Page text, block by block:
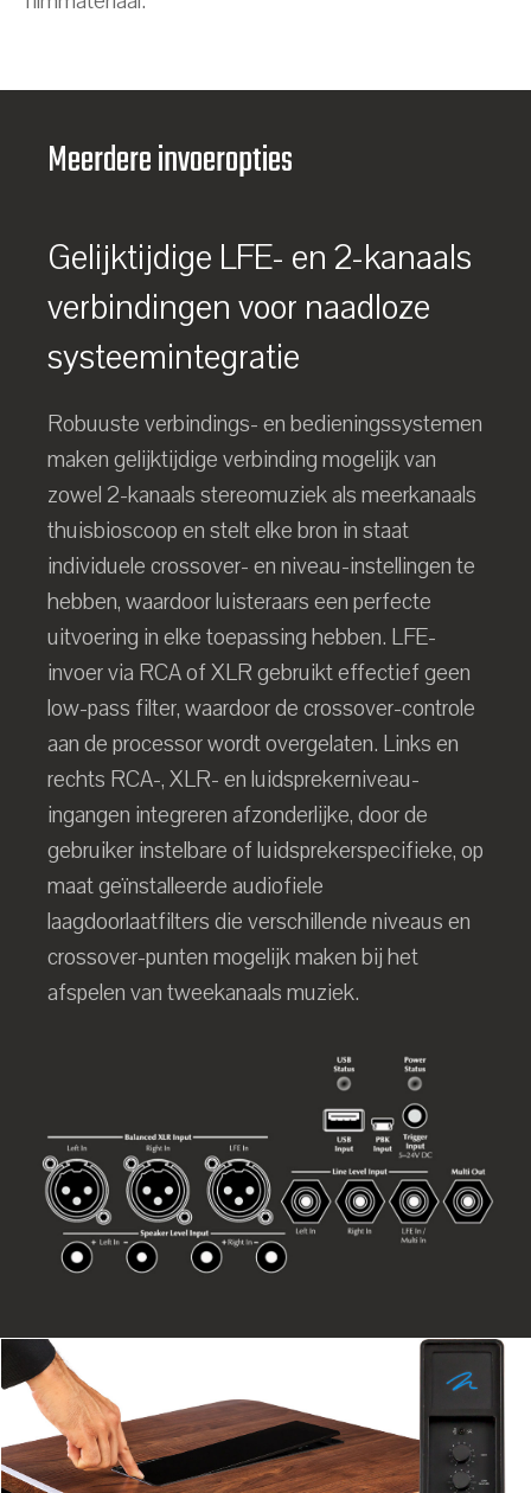
Meerdere invoeropties
Gelijktijdige LFE- en 2-kanaals
verbindingen voor naadloze
systeemintegratie
Robuuste verbindings- en bedieningssystemen
maken gelijktijdige verbinding mogelijk van
zowel 2-kanaals stereomuziek als meerkanaals
thuisbioscoop en stelt elke bron in staat
individuele crossover- en niveau-instellingen te
hebben, waardoor luisteraars een perfecte
uitvoering in elke toepassing hebben. LFE-
invoer via RCA of XLR gebruikt effectief geen
low-pass filter, waardoor de crossover-controle
aan de processor wordt overgelaten. Links en
rechts RCA-, XLR- en luidsprekerniveau-
ingangen integreren afzonderlijke, door de
gebruiker instelbare of luidsprekerspecifieke, op
maat geïnstalleerde audiofiele
laagdoorlaatfilters die verschillende niveaus en
crossover-punten mogelijk maken bij het
afspelen van tweekanaals muziek.